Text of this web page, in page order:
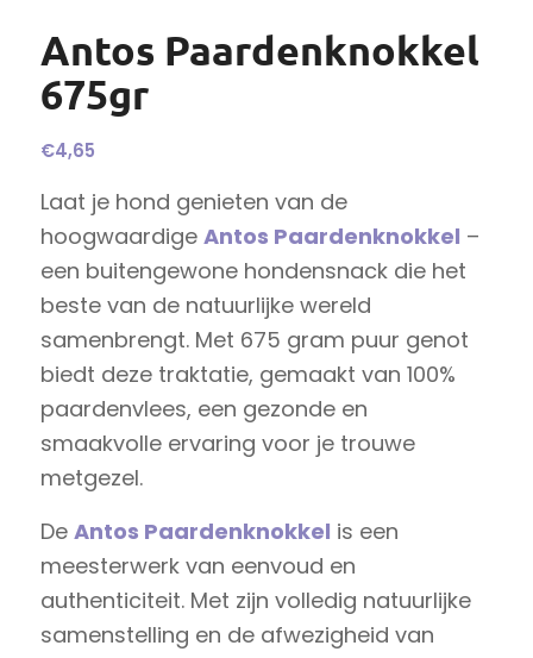
Antos Paardenknokkel
675gr
€4,65
Laat je hond genieten van de
hoogwaardige Antos Paardenknokkel –
een buitengewone hondensnack die het
beste van de natuurlijke wereld
samenbrengt. Met 675 gram puur genot
biedt deze traktatie, gemaakt van 100%
paardenvlees, een gezonde en
smaakvolle ervaring voor je trouwe
metgezel.
De Antos Paardenknokkel is een
meesterwerk van eenvoud en
authenticiteit. Met zijn volledig natuurlijke
samenstelling en de afwezigheid van